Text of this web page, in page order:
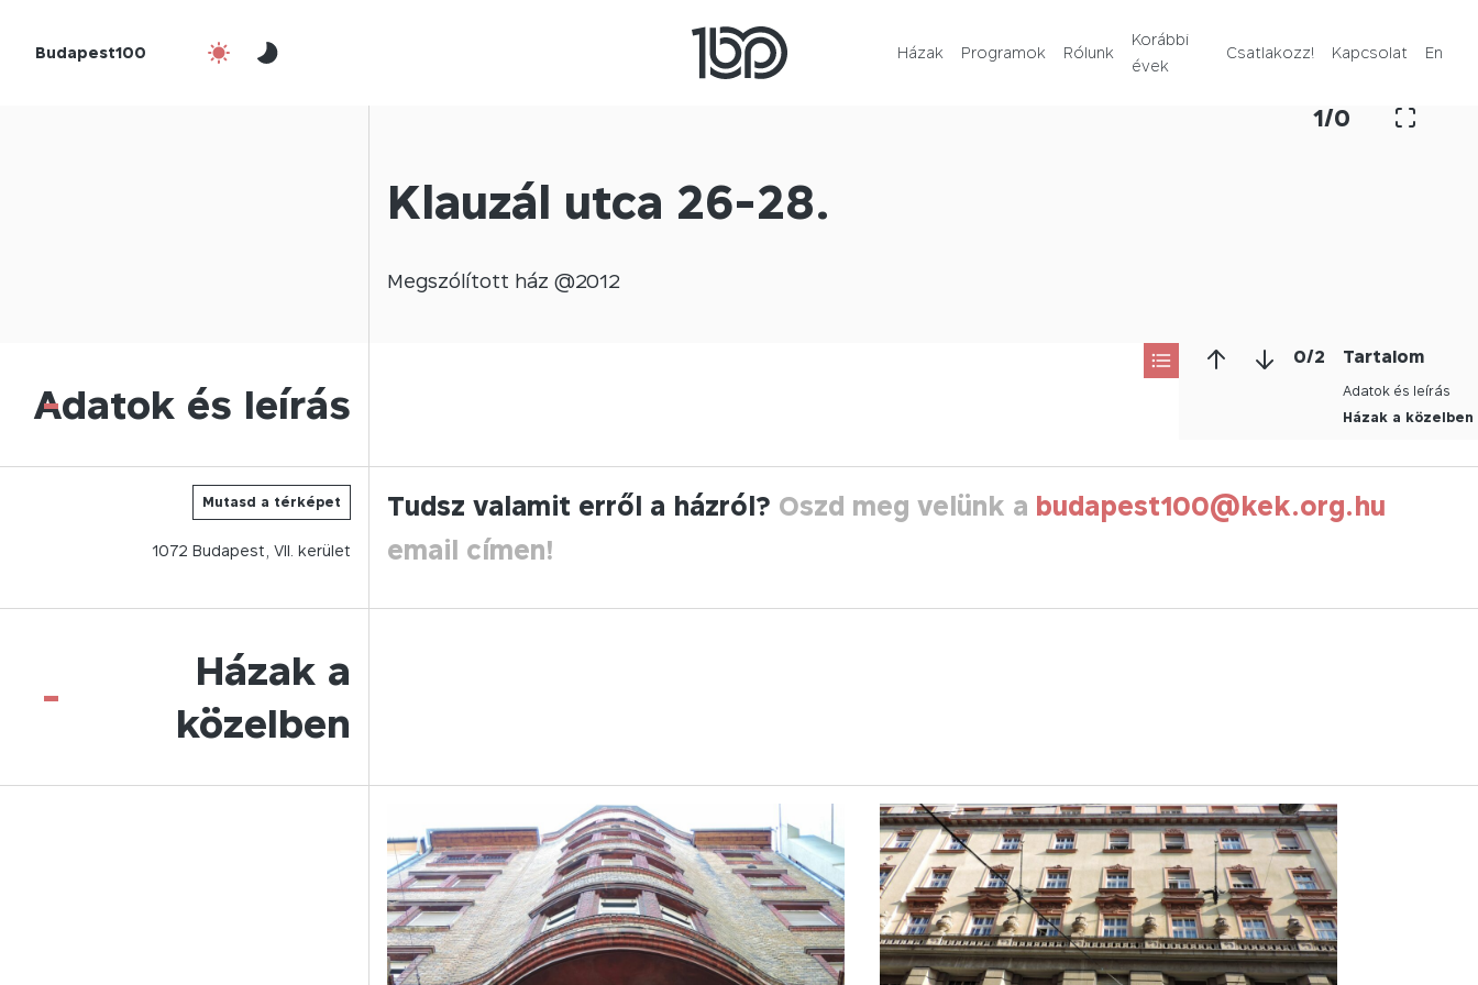
Budapest100 Házak Programok Rólunk
Korábbi
évek
Csatlakozz! Kapcsolat En
1/0
Klauzál utca 26-28.
Megszólított ház @2012
0/2 Tartalom
Adatok és leírás
Házak a közelben
Adatok és leírás
-
Mutasd a térképet
1072 Budapest, VII. kerület
Tudsz valamit erről a házról? Oszd meg velünk a budapest100@kek.org.hu
email címen!
Házak a
közelben
-